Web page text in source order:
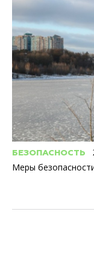
БЕЗОПАСНОСТЬ
Меры